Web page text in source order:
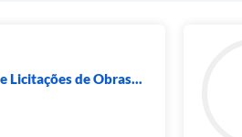
Licitações de Obras...